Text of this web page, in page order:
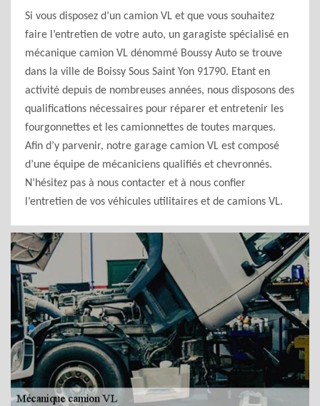
Si vous disposez d’un camion VL et que vous souhaitez
faire l’entretien de votre auto, un garagiste spécialisé en
mécanique camion VL dénommé Boussy Auto se trouve
dans la ville de Boissy Sous Saint Yon 91790. Etant en
activité depuis de nombreuses années, nous disposons des
qualifications nécessaires pour réparer et entretenir les
fourgonnettes et les camionnettes de toutes marques.
Afin d’y parvenir, notre garage camion VL est composé
d’une équipe de mécaniciens qualifiés et chevronnés.
N’hésitez pas à nous contacter et à nous confier
l’entretien de vos véhicules utilitaires et de camions VL.